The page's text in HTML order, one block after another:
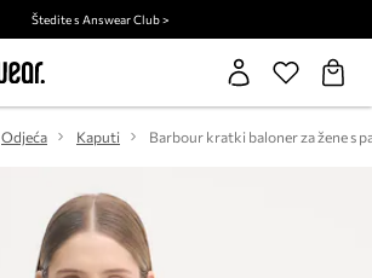
Štedite s Answear Club >
Odjeća Kaputi